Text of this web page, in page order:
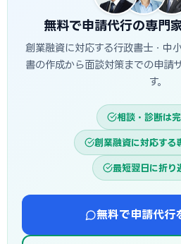
から逆算し、早めに準備を始めるこ
無料で申請代行の専門
創業融資に対応する行政書士・中
書の作成から面談対策までの申請
す。
相談・診断は
創業融資に対応する
最短翌日に折り
無料で申請代行